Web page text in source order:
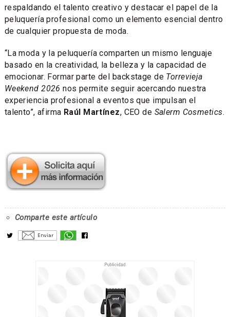
respaldando el talento creativo y destacar el papel de la
peluquería profesional como un elemento esencial dentro
de cualquier propuesta de moda.
“La moda y la peluquería comparten un mismo lenguaje
basado en la creatividad, la belleza y la capacidad de
emocionar. Formar parte del backstage de Torrevieja
Weekend 2026 nos permite seguir acercando nuestra
experiencia profesional a eventos que impulsan el
talento”, afirma Raúl Martínez, CEO de Salerm Cosmetics.
Comparte este artículo